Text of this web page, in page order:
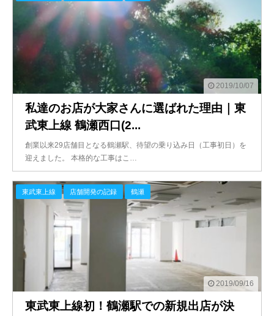
2019/10/07
私達のお店が大家さんに選ばれた理由｜東
武東上線 鶴瀬西口(2...
創業以来29店舗目となる鶴瀬駅、待望の乗り込み日（工事初日）を
迎えました。 本格的な工事はこ…
2019/09/16
東武東上線 店舗開発の記録 鶴瀬
東武東上線初！鶴瀬駅での新規出店が決